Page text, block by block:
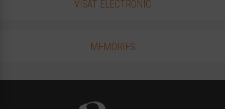
VISAT ELECTRÒNIC
MEMÒRIES